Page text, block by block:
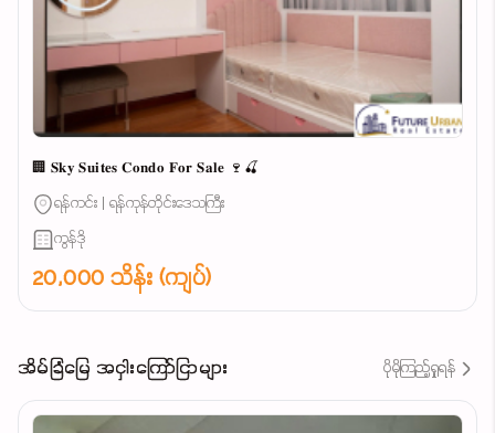
🏢 𝐒𝐤𝐲 𝐒𝐮𝐢𝐭𝐞𝐬 𝐂𝐨𝐧𝐝𝐨 𝐅𝐨𝐫 𝐒𝐚𝐥𝐞 🍷🍒
ရန်ကင်း | ရန်ကုန်တိုင်းဒေသကြီး
ကွန်ဒို
20,000 သိန်း (ကျပ်)
အိမ်ခြံမြေ အငှါးကြော်ငြာများ ပိုမိုကြည့်ရှုရန်